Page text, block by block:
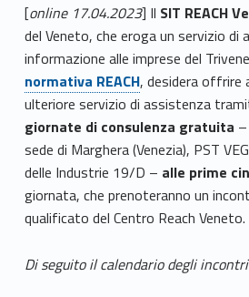
[online 17.04.2023] Il SIT REACH
del Veneto, che eroga un servizio di
informazione alle imprese del
normativa REACH, desidera offrire
ulteriore servizio di assistenza
giornate di consulenza gratuita
sede di Marghera (Venezia), PST
delle Industrie 19/D – alle prime
giornata, che prenoteranno un
qualificato del Centro Reach Veneto.
Di seguito il calendario degli